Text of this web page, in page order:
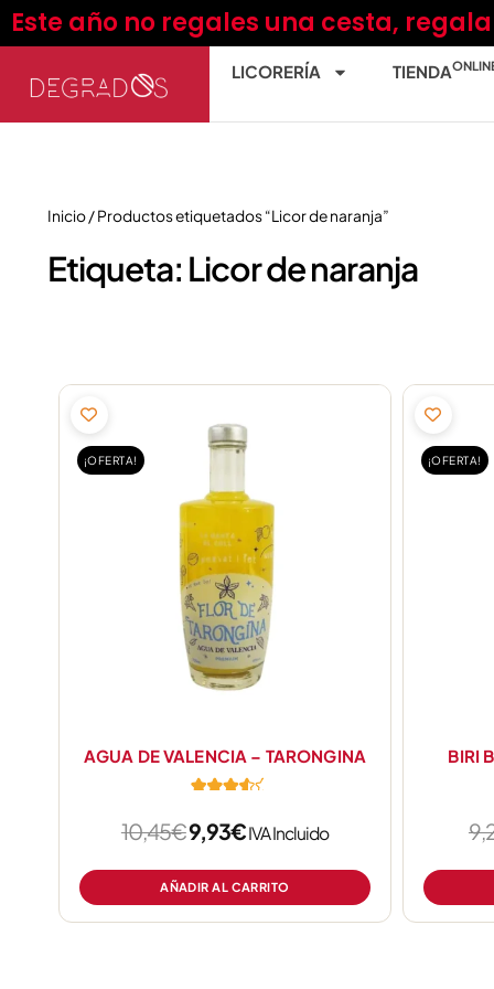
Este año no regales una cesta,
LICORERÍA TIENDA
Inicio/ Productos etiquetados “Licor de naranja”
Etiqueta: Licor de naranja
¡OFERTA!
AGUA DE VALENCIA – TARONGINA
de 5
10,45€
precio
original
10,45€.
9,93€
precio
actual
9,93€.
IVA Incluido
AÑADIR AL CARRITO
¡OFERTA!
BIRI